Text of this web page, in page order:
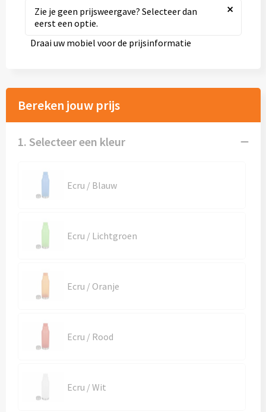
Grote mokken
Magic mokken
Milieuvriendelijke mokken
NIEUWE mokken
Kunststof bekers
Sets en Servies
Warme en Koude dranken
Zie je geen prijsweergave? Selecteer dan
eerst een optie.
×
Draai uw mobiel voor de prijsinformatie
Bereken jouw prijs
1. Selecteer een kleur
Ecru / Blauw
Ecru / Lichtgroen
Ecru / Oranje
Ecru / Rood
Ecru / Wit